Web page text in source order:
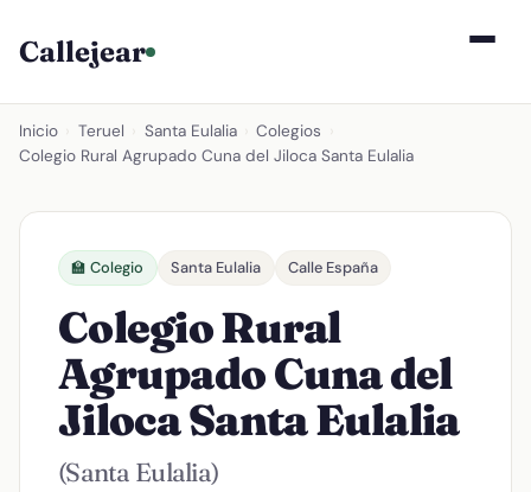
Callejear
Inicio Teruel Santa Eulalia Colegios
Colegio Rural Agrupado Cuna del Jiloca Santa Eulalia
🏫 Colegio Santa Eulalia Calle España
Colegio Rural
Agrupado Cuna del
Jiloca Santa Eulalia
(Santa Eulalia)